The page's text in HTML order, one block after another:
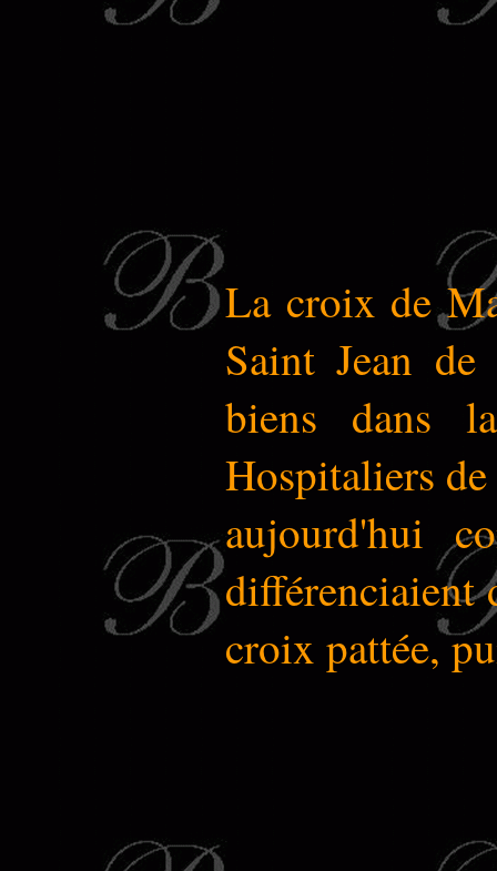
La croix de
Saint Jean
biens dans
Hospitaliers
aujourd'hui
différenciaient
croix pattée,